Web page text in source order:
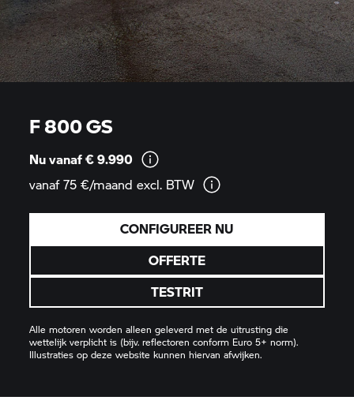
F 800 GS
Nu vanaf €9.990
vanaf 75 €/maand excl. BTW
CONFIGUREER NU
OFFERTE
TESTRIT
Alle motoren worden alleen geleverd met de uitrusting die
wettelijk verplicht is (bijv. reflectoren conform Euro 5+ norm).
Illustraties op deze website kunnen hiervan afwijken.